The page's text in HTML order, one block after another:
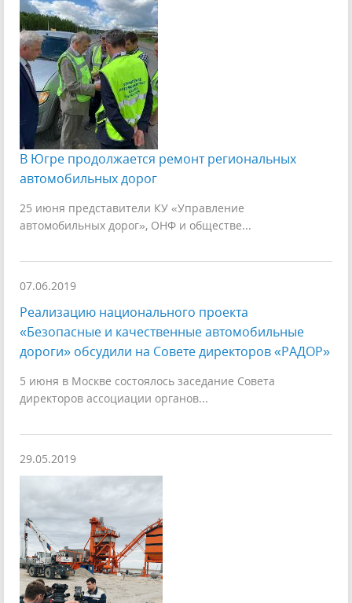
В Югре продолжается ремонт региональных
автомобильных дорог
25 июня представители КУ «Управление
автомобильных дорог», ОНФ и обществе...
07.06.2019
Реализацию национального проекта
«Безопасные и качественные автомобильные
дороги» обсудили на Совете директоров «РАДОР»
5 июня в Москве состоялось заседание Совета
директоров ассоциации органов...
29.05.2019